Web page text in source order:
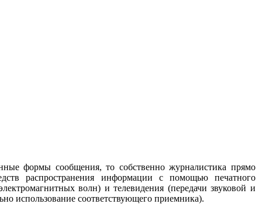
формы сообщения, то собственно журна­листика прямо
распространения информации с помо­щью печатного
волн) и телевидения (передачи звуковой и
использование соответствующего приемника).